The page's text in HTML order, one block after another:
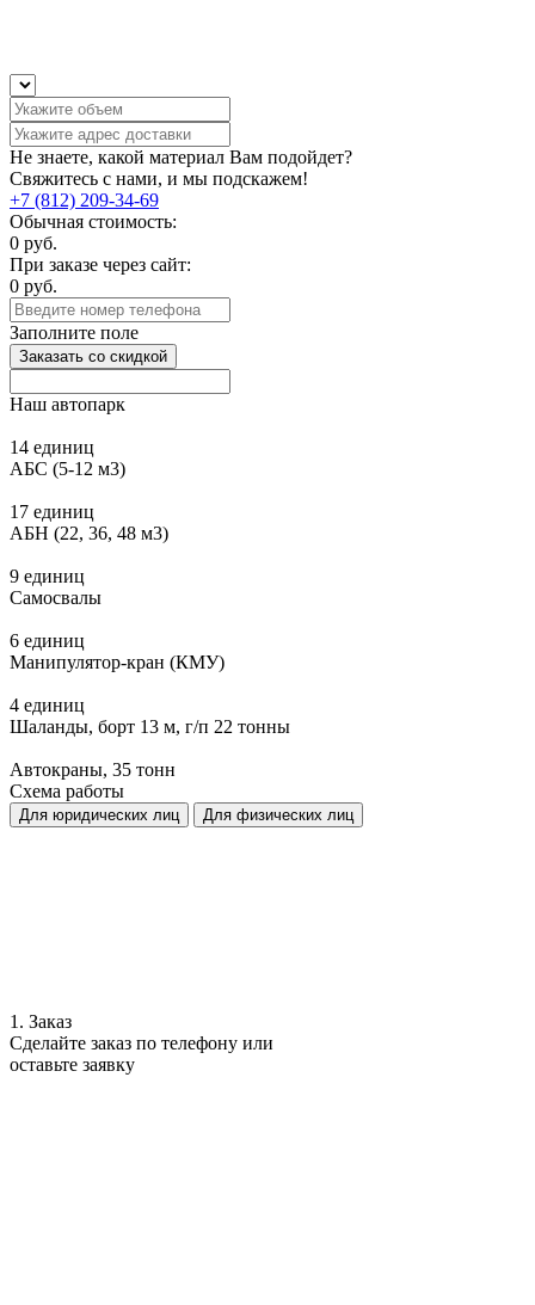
Не знаете, какой материал Вам подойдет?
Свяжитесь с нами, и мы подскажем!
+7 (812) 209-34-69
Обычная стоимость:
0 руб.
При заказе через сайт:
0 руб.
Заполните поле
Заказать со скидкой
Наш автопарк
14 единиц
АБС (5-12 м3)
17 единиц
АБН (22, 36, 48 м3)
9 единиц
Самосвалы
6 единиц
Манипулятор-кран (КМУ)
4 единиц
Шаланды, борт 13 м, г/п 22 тонны
Автокраны, 35 тонн
Схема работы
Для юридических лиц Для физических лиц
1. Заказ
Сделайте заказ по телефону или
оставьте заявку